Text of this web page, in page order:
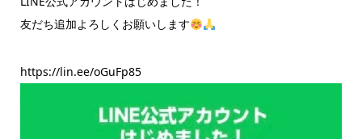
友だち追加よろしくお願いします
https://lin.ee/oGuFp85